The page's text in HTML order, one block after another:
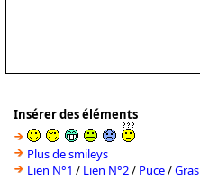
Insérer des éléments
Plus de smileys
Lien N°1 / Lien N°2/ Puce/Gras